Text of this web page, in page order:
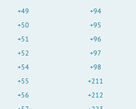
+49
+50
+51
+52
+54
+55
+56
+94
+95
+96
+97
+98
+211
+212